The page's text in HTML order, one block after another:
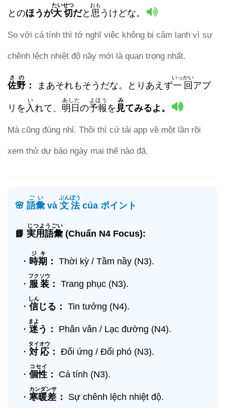
とのほうが大切
たいせつ
だと 思
おも
うけどな。
So với cá tính thì tớ nghĩ việc không bị cảm lạnh vì sự
chênh lệch nhiệt độ nầy mới là quan trọng nhất.
佐野
さの
： まあそれもそうだな。とりあえず一回
いっかい
アプ
リを 入
い
れて、 明日
あした
の予報
よほう
を 見
み
てみるよ。
Mà cũng đúng nhỉ. Thôi thì cứ tải app về một lần rồi
xem thử dự báo ngày mai thế nào đã.
🌸 語彙
ごい
và 文法
ぶんぽう
của ポイント
📘 実用語彙
じつようごい
(Chuẩn N4 Focus):
・ 時期
ジキ
： Thời kỳ / Tầm nầy (N3).
・ 服装
フクソウ
： Trang phục (N3).
・ 信
しん
じる： Tin tưởng (N4).
・ 迷
まよ
う： Phân vân / Lạc đường (N4).
・ 対応
タイオウ
： Đối ứng / Đối phó (N3).
・ 個性
コセイ
： Cá tính (N3).
・ 寒暖差
カンダンサ
： Sự chênh lệch nhiệt độ.